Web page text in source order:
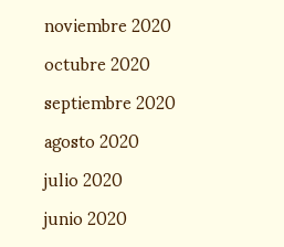
noviembre 2020
octubre 2020
septiembre 2020
agosto 2020
julio 2020
junio 2020